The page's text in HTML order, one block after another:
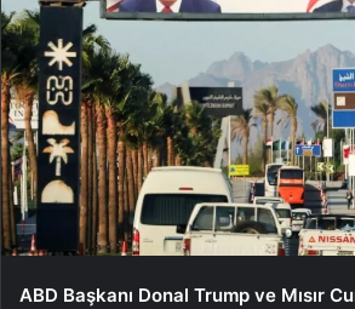
ABD Başkanı Donal Trump ve Mısır